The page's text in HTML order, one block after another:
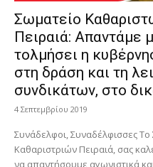
Σωματείο
Πειραιά: Απαντάμε
τολμήσει η
στη δράση και τη
συνδικάτων, στο
4 Σεπτεμβρίου 2019
Συνάδελφοι, Συναδέλφισσες
Καθαριστριών Πειραιά, σας